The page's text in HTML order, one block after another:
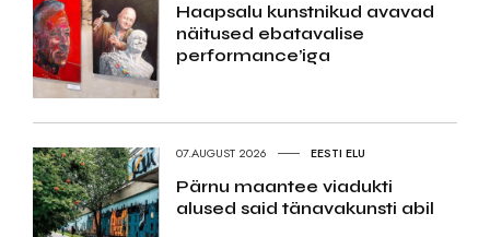
Haapsalu kunstnikud avavad
näitused ebatavalise
performance’iga
07.AUGUST 2026 EESTI ELU
Pärnu maantee viadukti
alused said tänavakunsti abil